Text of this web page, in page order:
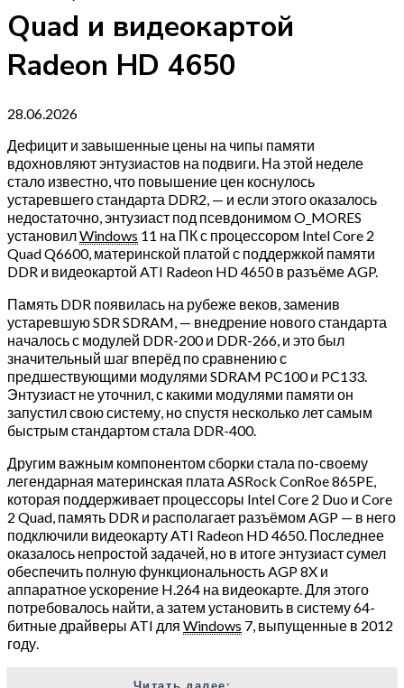
Quad и видеокартой
Radeon HD 4650
28.06.2026
Дефицит и завышенные цены на чипы памяти
вдохновляют энтузиастов на подвиги. На этой неделе
стало известно, что повышение цен коснулось
устаревшего стандарта DDR2, — и если этого оказалось
недостаточно, энтузиаст под псевдонимом O_MORES
установилWindows 11 на ПК с процессором Intel Core 2
Quad Q6600, материнской платой с поддержкой памяти
DDR и видеокартой ATI Radeon HD 4650 в разъёме AGP.
Память DDR появилась на рубеже веков, заменив
устаревшую SDR SDRAM, — внедрение нового стандарта
началось с модулей DDR-200 и DDR-266, и это был
значительный шаг вперёд по сравнению с
предшествующими модулями SDRAM PC100 и PC133.
Энтузиаст не уточнил, с какими модулями памяти он
запустил свою систему, но спустя несколько лет самым
быстрым стандартом стала DDR-400.
Другим важным компонентом сборки стала по-своему
легендарная материнская плата ASRock ConRoe 865PE,
которая поддерживает процессоры Intel Core 2 Duo и Core
2 Quad, память DDR и располагает разъёмом AGP — в него
подключили видеокарту ATI Radeon HD 4650. Последнее
оказалось непростой задачей, но в итоге энтузиаст сумел
обеспечить полную функциональность AGP 8X и
аппаратное ускорение H.264 на видеокарте. Для этого
потребовалось найти, а затем установить в систему 64-
битные драйверы ATI для Windows 7, выпущенные в 2012
году.